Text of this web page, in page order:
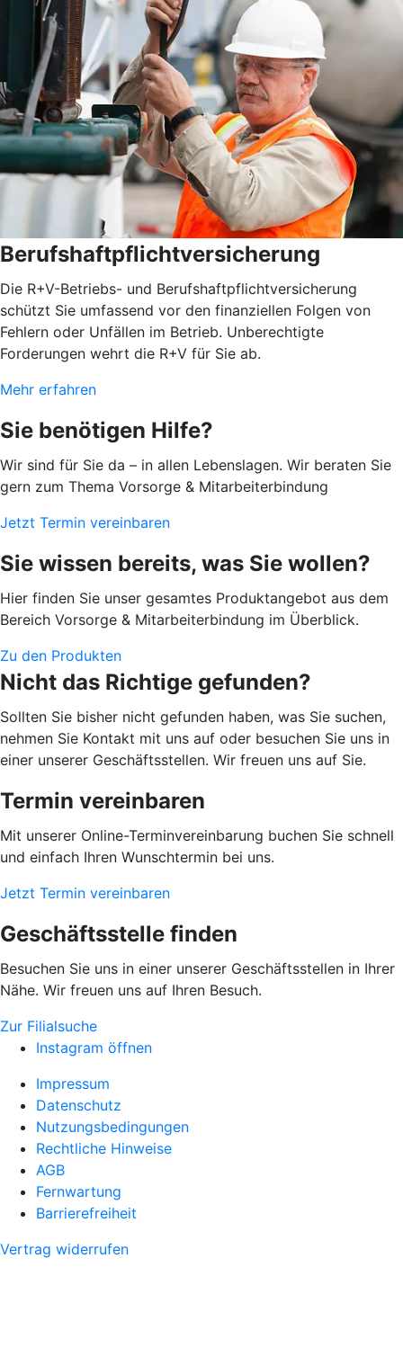
Berufshaftpflichtversicherung
Die R+V-Betriebs- und Berufshaftpflichtversicherung
schützt Sie umfassend vor den finanziellen Folgen von
Fehlern oder Unfällen im Betrieb. Unberechtigte
Forderungen wehrt die R+V für Sie ab.
Mehr erfahren
Sie benötigen Hilfe?
Wir sind für Sie da – in allen Lebenslagen. Wir beraten Sie
gern zum Thema Vorsorge & Mitarbeiterbindung
Jetzt Termin vereinbaren
Sie wissen bereits, was Sie wollen?
Hier finden Sie unser gesamtes Produktangebot aus dem
Bereich Vorsorge & Mitarbeiterbindung im Überblick.
Zu den Produkten
Nicht das Richtige gefunden?
Sollten Sie bisher nicht gefunden haben, was Sie suchen,
nehmen Sie Kontakt mit uns auf oder besuchen Sie uns in
einer unserer Geschäftsstellen. Wir freuen uns auf Sie.
Termin vereinbaren
Mit unserer Online-Terminvereinbarung buchen Sie schnell
und einfach Ihren Wunschtermin bei uns.
Jetzt Termin vereinbaren
Geschäftsstelle finden
Besuchen Sie uns in einer unserer Geschäftsstellen in Ihrer
Nähe. Wir freuen uns auf Ihren Besuch.
Zur Filialsuche
Instagram öffnen
Impressum
Datenschutz
Nutzungsbedingungen
Rechtliche Hinweise
AGB
Fernwartung
Barrierefreiheit
Vertrag widerrufen